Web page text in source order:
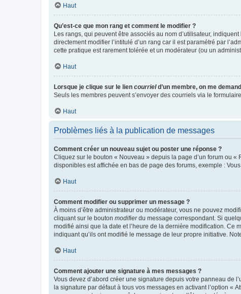
Haut
Qu’est-ce que mon rang et comment le modifier ?
Les rangs, qui peuvent être associés au nom d’utilisateur,
directement modifier l’intitulé d’un rang car il est paramétré par
cette pratique est rarement tolérée et un modérateur (ou un
Haut
Lorsque je clique sur le lien courrield’un membre, on me
Seuls les membres peuvent s’envoyer des courriels via le
Haut
Problèmes liés à la publication de messages
Comment créer un nouveau sujet ou poster une réponse ?
Cliquez sur le bouton « Nouveau » depuis la page d’un forum ou
disponibles est affichée en bas de page des forums, exemple : Vous
Haut
Comment modifier ou supprimer un message ?
À moins d’être administrateur ou modérateur, vous ne pouvez
cliquant sur le bouton modifierdu message correspondant. Si
modifié ainsi que la date et l’heure de la dernière modification. Ce
indiquant qu’ils ont modifié le message de leur propre initiative.
Haut
Comment ajouter une signature à mes messages ?
Vous devez d’abord créer une signature depuis votre panneau de
la signature par défaut à tous vos messages en activant l’option «